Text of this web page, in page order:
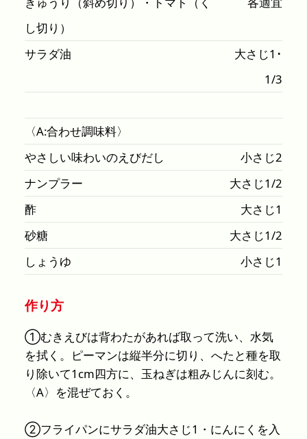
し切り）
サラダ油
大さじ1･
1/3
〈A:合わせ調味料〉
やさしい味わいのえびだし
小さじ2
ナンプラー
大さじ1/2
酢
大さじ1
砂糖
大さじ1/2
しょうゆ
小さじ1
作り方
①むきえびは背わたがあれば取って洗い、水気
を拭く。ピーマンは縦半分に切り、へたと種を取
り除いて1cm四方に、玉ねぎは粗みじんに刻む。
〈A〉を混ぜておく。
②フライパンにサラダ油大さじ1・にんにくを入